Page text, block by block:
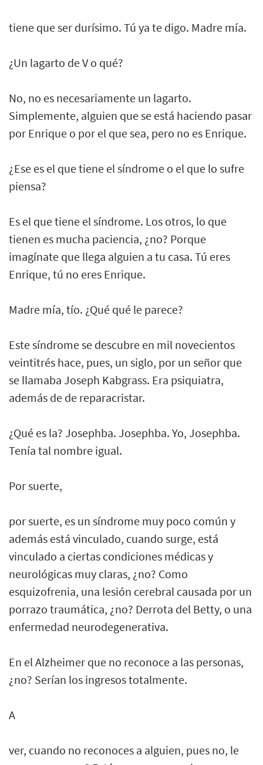
tiene que ser durísimo. Tú ya te digo. Madre mía.
¿Un lagarto de V o qué?
No, no es necesariamente un lagarto.
Simplemente, alguien que se está haciendo pasar
por Enrique o por el que sea, pero no es Enrique.
¿Ese es el que tiene el síndrome o el que lo sufre
piensa?
Es el que tiene el síndrome. Los otros, lo que
tienen es mucha paciencia, ¿no? Porque
imagínate que llega alguien a tu casa. Tú eres
Enrique, tú no eres Enrique.
Madre mía, tío. ¿Qué qué le parece?
Este síndrome se descubre en mil novecientos
veintitrés hace, pues, un siglo, por un señor que
se llamaba Joseph Kabgrass. Era psiquiatra,
además de de reparacristar.
¿Qué es la? Josephba. Josephba. Yo, Josephba.
Tenía tal nombre igual.
Por suerte,
por suerte, es un síndrome muy poco común y
además está vinculado, cuando surge, está
vinculado a ciertas condiciones médicas y
neurológicas muy claras, ¿no? Como
esquizofrenia, una lesión cerebral causada por un
porrazo traumática, ¿no? Derrota del Betty, o una
enfermedad neurodegenerativa.
En el Alzheimer que no reconoce a las personas,
¿no? Serían los ingresos totalmente.
A
ver, cuando no reconoces a alguien, pues no, le